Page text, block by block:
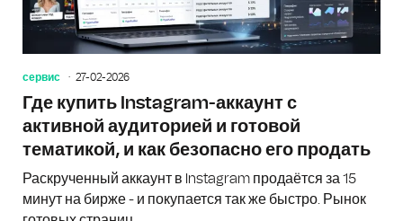
сервис 27-02-2026
Где купить Instagram-аккаунт с
активной аудиторией и готовой
тематикой, и как безопасно его продать
Раскрученный аккаунт в Instagram продаётся за 15
минут на бирже - и покупается так же быстро. Рынок